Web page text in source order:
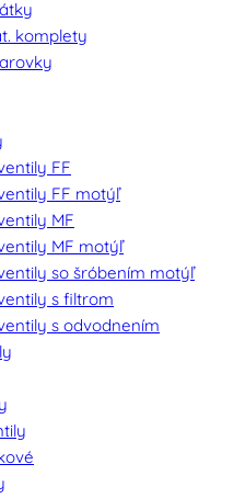
komplety
FF
FF motýľ
MF
MF motýľ
so šróbením motýľ
s filtrom
s odvodnením